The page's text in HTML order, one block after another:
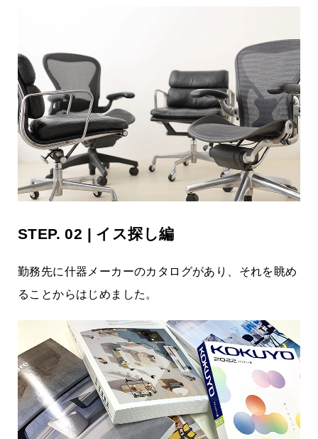
STEP. 02 | イス探し編
勤務先に什器メーカーのカタログがあり、それを眺め
ることからはじめました。